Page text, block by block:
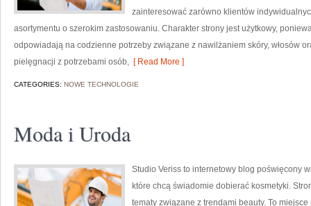
zainteresować zarówno klientów
asortymentu o szerokim zastosowaniu. Charakter strony jest użytkowy,
odpowiadają na codzienne potrzeby związane z nawilżaniem skóry, włosów
pielęgnacji z potrzebami osób, [ Read More ]
CATEGORIES: NOWE TECHNOLOGIE
Moda i Uroda
Studio Veriss to internetowy blog poświęcony
które chcą świadomie dobierać kosmetyki.
tematy związane z trendami beauty. To